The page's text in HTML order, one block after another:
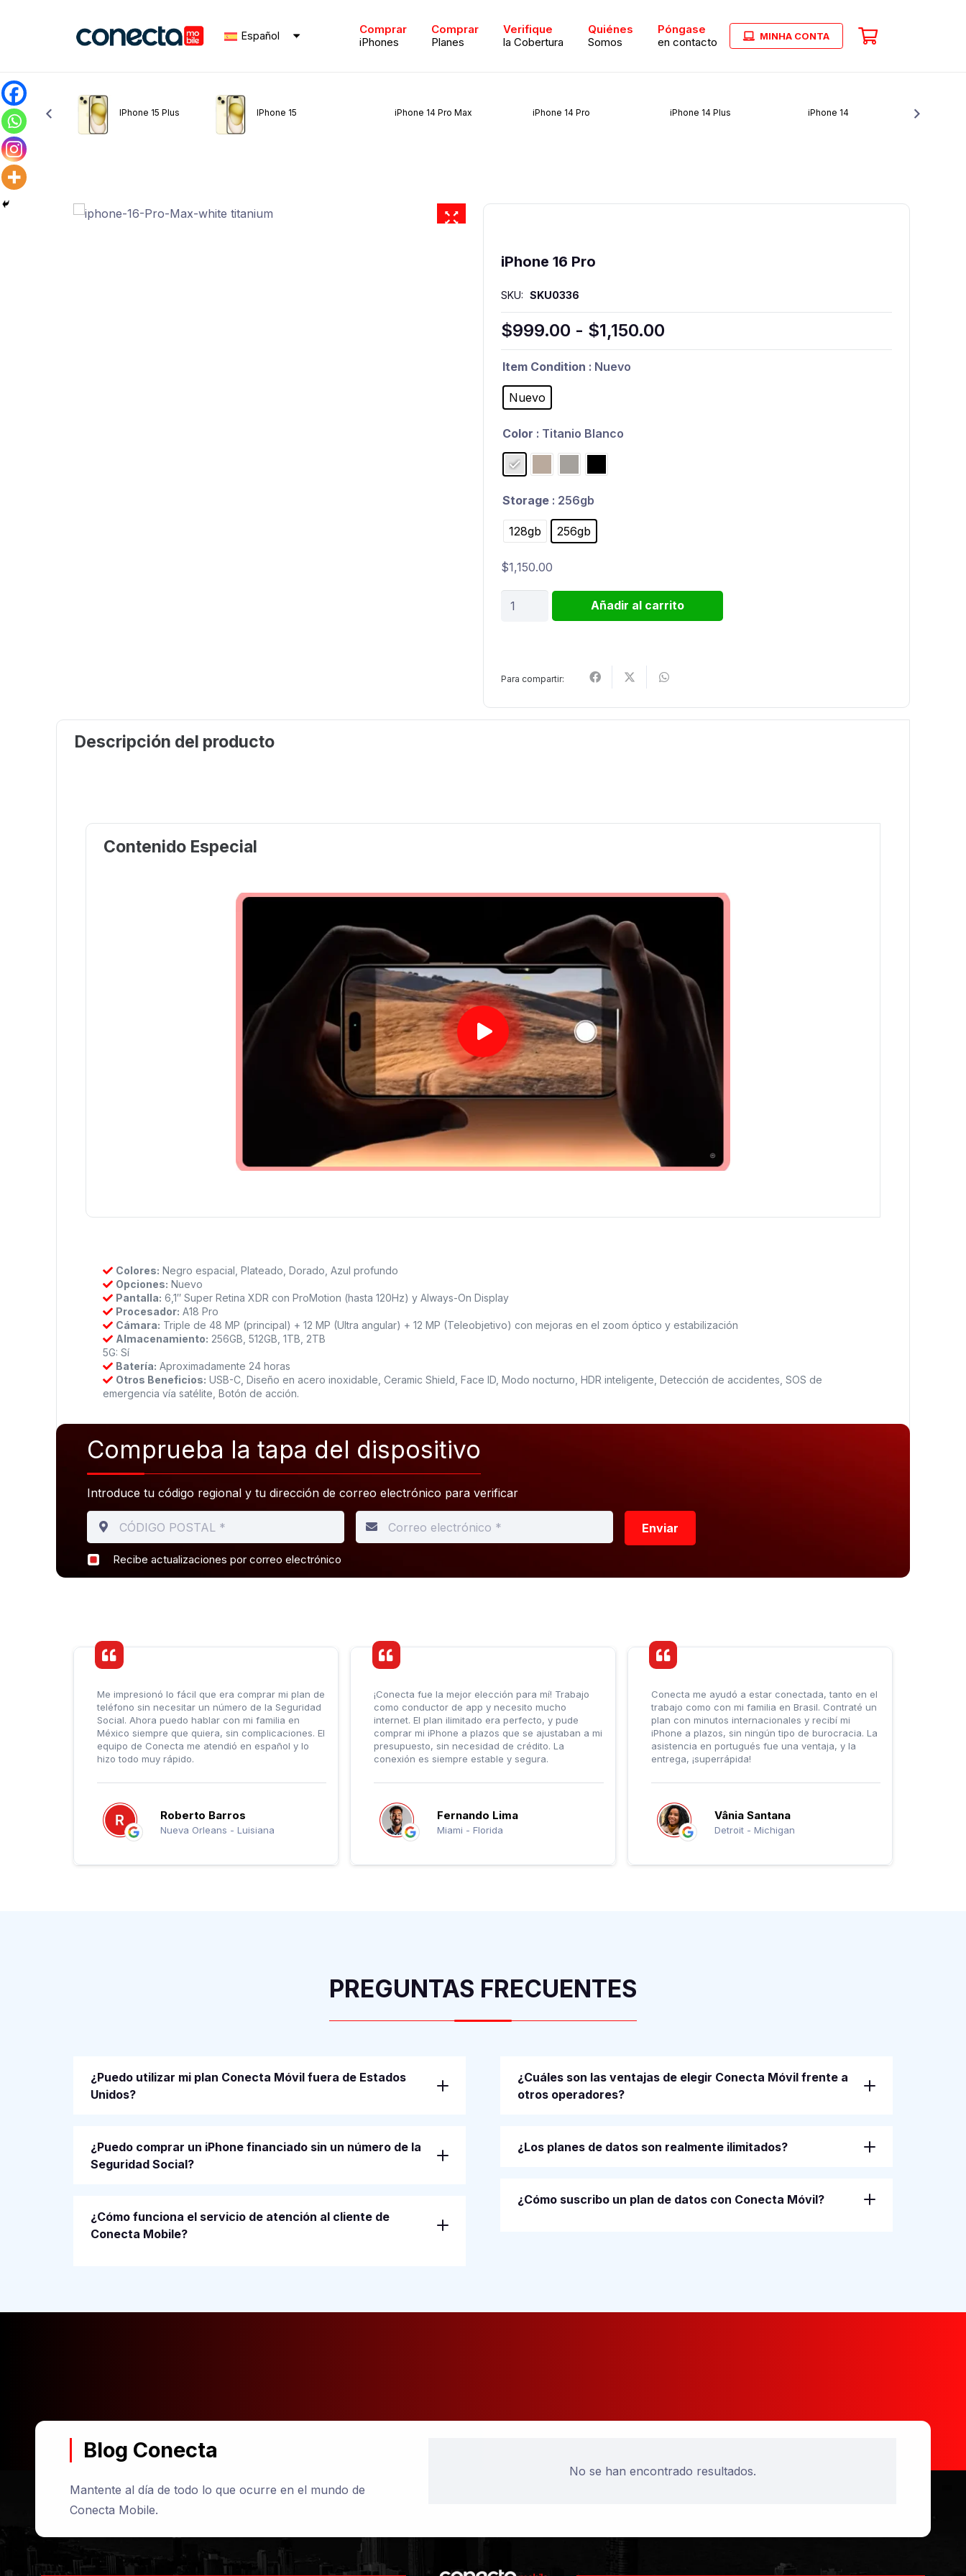
Español
Comprar
iPhones
Comprar
Planes
Verifique
la Cobertura
Quiénes
Somos
Póngase
en contacto
MINHA CONTA
15 Pro IPhone 15 Plus IPhone 15 iPhone 14 Pro Max iPhone 14 Pro iPhone 14 Plus iPhone 14
iPhone 16 Pro
SKU: SKU0336
$999.00 - $1,150.00
de
Item Condition : Nuevo
Nuevo
Color : Titanio Blanco
Storage : 256gb
128gb 256gb
$1,150.00
iPhone
Añadir al carrito
Para compartir:
Descripción del producto
Contenido Especial
Colores: Negro espacial, Plateado, Dorado, Azul profundo
Opciones: Nuevo
Pantalla: 6,1″ Super Retina XDR con ProMotion (hasta 120Hz) y Always-On Display
Procesador: A18 Pro
Cámara: Triple de 48 MP (principal) + 12 MP (Ultra angular) + 12 MP (Teleobjetivo) con mejoras en el zoom óptico y estabilización
Almacenamiento: 256GB, 512GB, 1TB, 2TB
5G: Sí
Batería: Aproximadamente 24 horas
Otros Beneficios: USB-C, Diseño en acero inoxidable, Ceramic Shield, Face ID, Modo nocturno, HDR inteligente, Detección de accidentes, SOS de
emergencia vía satélite, Botón de acción.
Comprueba la tapa del dispositivo
Introduce tu código regional y tu dirección de correo electrónico para verificar
Enviar
Recibe actualizaciones por correo electrónico
Me impresionó lo fácil que era comprar mi plan de
teléfono sin necesitar un número de la Seguridad
Social. Ahora puedo hablar con mi familia en
México siempre que quiera, sin complicaciones. El
equipo de Conecta me atendió en español y lo
hizo todo muy rápido.
Roberto Barros
Nueva Orleans - Luisiana
¡Conecta fue la mejor elección para mí! Trabajo
como conductor de app y necesito mucho
internet. El plan ilimitado era perfecto, y pude
comprar mi iPhone a plazos que se ajustaban a mi
presupuesto, sin necesidad de crédito. La
conexión es siempre estable y segura.
Fernando Lima
Miami - Florida
Conecta me ayudó a estar conectada, tanto en el
trabajo como con mi familia en Brasil. Contraté un
plan con minutos internacionales y recibí mi
iPhone a plazos, sin ningún tipo de burocracia. La
asistencia en portugués fue una ventaja, y la
entrega, ¡superrápida!
Vânia Santana
Detroit - Michigan
PREGUNTAS FRECUENTES
¿Puedo utilizar mi plan Conecta Móvil fuera de Estados
Unidos?
¿Puedo comprar un iPhone financiado sin un número de la
Seguridad Social?
¿Cómo funciona el servicio de atención al cliente de
Conecta Mobile?
¿Cuáles son las ventajas de elegir Conecta Móvil frente a
otros operadores?
¿Los planes de datos son realmente ilimitados?
¿Cómo suscribo un plan de datos con Conecta Móvil?
Blog Conecta
Mantente al día de todo lo que ocurre en el mundo de
Conecta Mobile.
No se han encontrado resultados.